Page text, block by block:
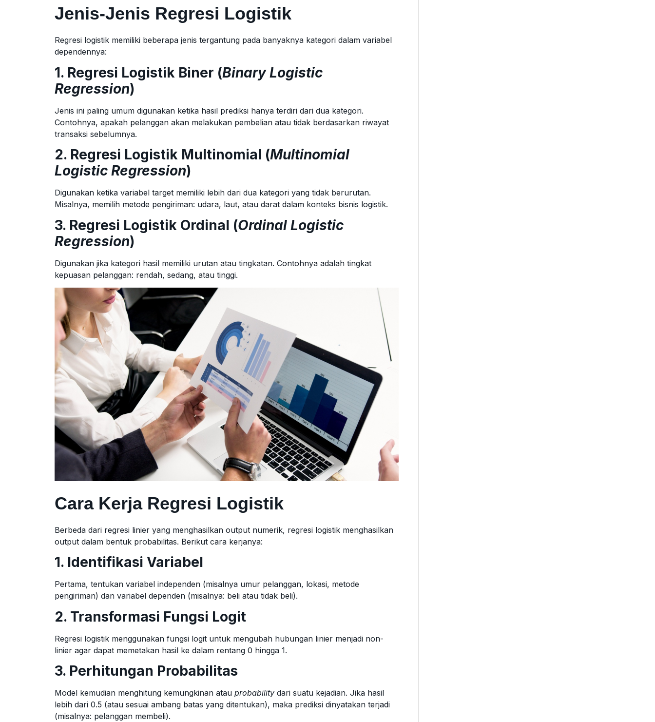
Jenis-Jenis Regresi Logistik
Regresi logistik memiliki beberapa jenis tergantung pada banyaknya kategori dalam variabel
dependennya:
1. Regresi Logistik Biner (Binary Logistic
Regression)
Jenis ini paling umum digunakan ketika hasil prediksi hanya terdiri dari dua kategori.
Contohnya, apakah pelanggan akan melakukan pembelian atau tidak berdasarkan riwayat
transaksi sebelumnya.
2. Regresi Logistik Multinomial (Multinomial
Logistic Regression)
Digunakan ketika variabel target memiliki lebih dari dua kategori yang tidak berurutan.
Misalnya, memilih metode pengiriman: udara, laut, atau darat dalam konteks bisnis logistik.
3. Regresi Logistik Ordinal (Ordinal Logistic
Regression)
Digunakan jika kategori hasil memiliki urutan atau tingkatan. Contohnya adalah tingkat
kepuasan pelanggan: rendah, sedang, atau tinggi.
Cara Kerja Regresi Logistik
Berbeda dari regresi linier yang menghasilkan output numerik, regresi logistik menghasilkan
output dalam bentuk probabilitas. Berikut cara kerjanya:
1. Identifikasi Variabel
Pertama, tentukan variabel independen (misalnya umur pelanggan, lokasi, metode
pengiriman) dan variabel dependen (misalnya: beli atau tidak beli).
2. Transformasi Fungsi Logit
Regresi logistik menggunakan fungsi logit untuk mengubah hubungan linier menjadi non-
linier agar dapat memetakan hasil ke dalam rentang 0 hingga 1.
3. Perhitungan Probabilitas
Model kemudian menghitung kemungkinan atau probability dari suatu kejadian. Jika hasil
lebih dari 0.5 (atau sesuai ambang batas yang ditentukan), maka prediksi dinyatakan terjadi
(misalnya: pelanggan membeli).